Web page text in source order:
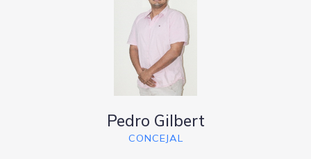
Pedro Gilbert
CONCEJAL